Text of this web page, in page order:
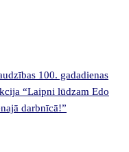
100. gadadienas
“Laipni lūdzam Edo
darbnīcā!”